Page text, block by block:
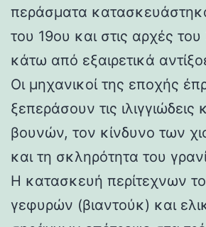
περάσματα
του 19ου και στις αρχές
κάτω από εξαιρετικά
Οι μηχανικοί της εποχής
ξεπεράσουν τις ιλιγγιώδεις
βουνών, τον κίνδυνο των
και τη σκληρότητα του
Η κατασκευή περίτεχνων
γεφυρών (βιαντούκ) και